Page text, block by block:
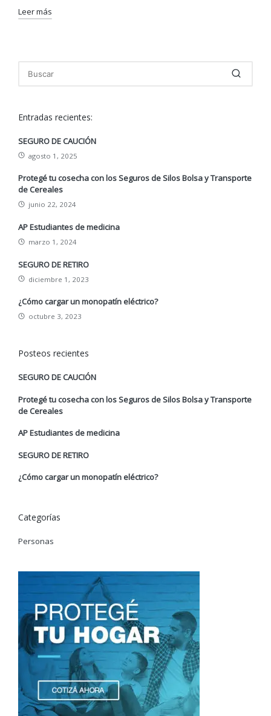
Leer más
Entradas recientes:
SEGURO DE CAUCIÓN
agosto 1, 2025
Protegé tu cosecha con los Seguros de Silos Bolsa y Transporte
de Cereales
junio 22, 2024
AP Estudiantes de medicina
marzo 1, 2024
SEGURO DE RETIRO
diciembre 1, 2023
¿Cómo cargar un monopatín eléctrico?
octubre 3, 2023
Posteos recientes
SEGURO DE CAUCIÓN
Protegé tu cosecha con los Seguros de Silos Bolsa y Transporte
de Cereales
AP Estudiantes de medicina
SEGURO DE RETIRO
¿Cómo cargar un monopatín eléctrico?
Categorías
Personas